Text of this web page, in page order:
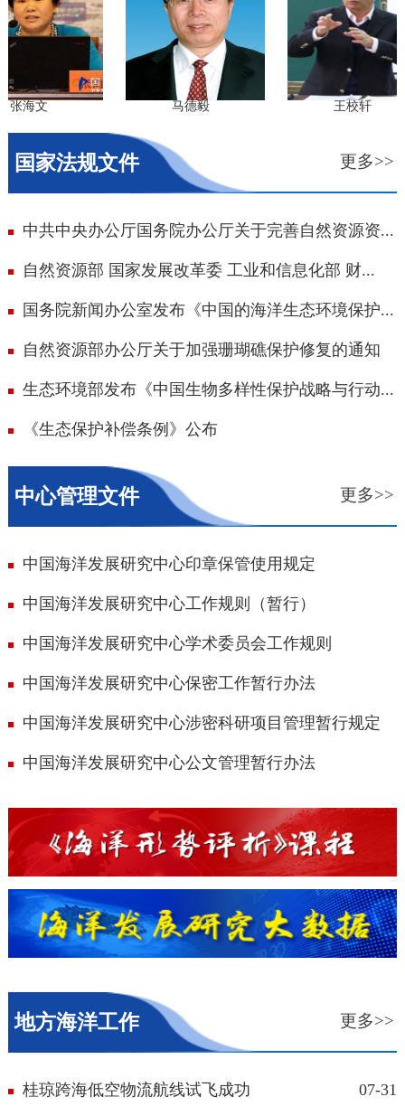
海文 马德毅 王校轩
国家法规文件 更多>>
中共中央办公厅国务院办公厅关于完善自然资源资...
自然资源部 国家发展改革委 工业和信息化部 财...
国务院新闻办公室发布《中国的海洋生态环境保护...
自然资源部办公厅关于加强珊瑚礁保护修复的通知
生态环境部发布《中国生物多样性保护战略与行动...
《生态保护补偿条例》公布
中心管理文件 更多>>
中国海洋发展研究中心印章保管使用规定
中国海洋发展研究中心工作规则（暂行）
中国海洋发展研究中心学术委员会工作规则
中国海洋发展研究中心保密工作暂行办法
中国海洋发展研究中心涉密科研项目管理暂行规定
中国海洋发展研究中心公文管理暂行办法
海洋形势评析...
海洋发展研究...
地方海洋工作 更多>>
桂琼跨海低空物流航线试飞成功 07-31